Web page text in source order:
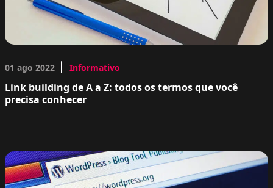
01 ago 2022 Informativo
Link building de A a Z: todos os termos que você
precisa conhecer